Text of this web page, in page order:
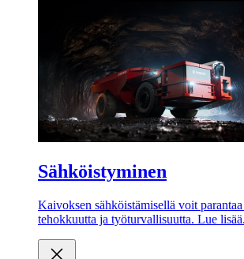
Sähköistyminen
Kaivoksen sähköistämisellä voit
tehokkuutta ja työturvallisuutta. Lue lisää.